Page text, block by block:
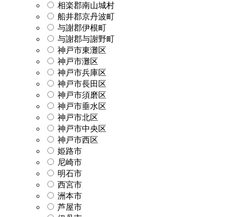
相楽郡南山城村
船井郡京丹波町
与謝郡伊根町
与謝郡与謝野町
神戸市東灘区
神戸市灘区
神戸市兵庫区
神戸市長田区
神戸市須磨区
神戸市垂水区
神戸市北区
神戸市中央区
神戸市西区
姫路市
尼崎市
明石市
西宮市
洲本市
芦屋市